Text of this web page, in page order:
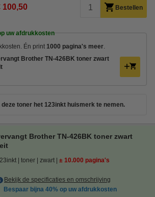
100,50 Bestellen
uw afdrukkosten
Én print 1000 pagina's meer
Brother TN-426BK toner zwart
deze toner het 123inkt huismerk te nemen.
Brother TN-426BK toner zwart
toner zwart ± 10.000 pagina's
Bekijk de specificaties en omschrijving
Bespaar bijna 40% op uw afdrukkosten